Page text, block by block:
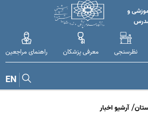
و
نظرسنجی معرفی پزشکان راهنمای مراجعین
EN
آرشیو اخبار